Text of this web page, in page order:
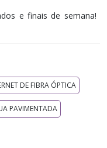
e finais de semana!
DE FIBRA ÓPTICA
PAVIMENTADA